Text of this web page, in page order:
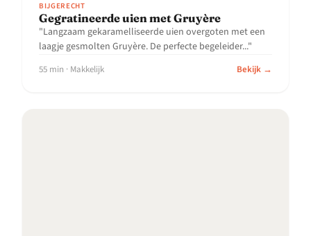
BIJGERECHT
Gegratineerde uien met Gruyère
"Langzaam gekaramelliseerde uien overgoten met een
laagje gesmolten Gruyère. De perfecte begeleider..."
55 min · Makkelijk Bekijk →